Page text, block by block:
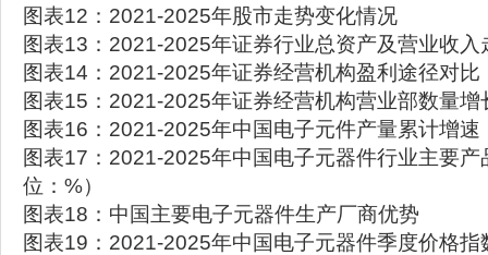
图表12：2021-2025年股市走势变化情况
图表13：2021-2025年证券行业总资产及营业收
图表14：2021-2025年证券经营机构盈利途径对比
图表15：2021-2025年证券经营机构营业部数量
图表16：2021-2025年中国电子元件产量累计增速
图表17：2021-2025年中国电子元器件行业主要
位：%）
图表18：中国主要电子元器件生产厂商优势
图表19：2021-2025年中国电子元器件季度价格指